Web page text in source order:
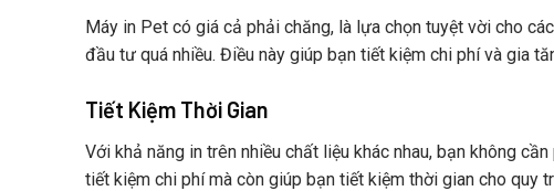
Máy in Pet có giá cả phải chăng, là lựa chọn tuyệt vời cho
đầu tư quá nhiều. Điều này giúp bạn tiết kiệm chi phí và gia
Tiết Kiệm Thời Gian
Với khả năng in trên nhiều chất liệu khác nhau, bạn không
tiết kiệm chi phí mà còn giúp bạn tiết kiệm thời gian cho quy